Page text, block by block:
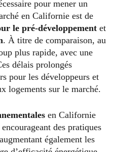
pour mener un
en Californie est de
le pré-développement et
. À titre de comparaison, au
plus rapide, avec une
délais prolongés
pour les développeurs et
logements sur le marché.
en Californie
des pratiques
également les